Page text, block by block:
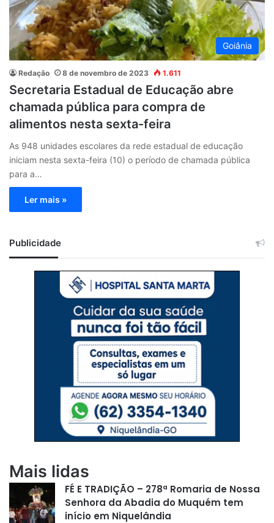
Goiânia
Redação 8 de novembro de 2023 1.611
Secretaria Estadual de Educação abre
chamada pública para compra de
alimentos nesta sexta-feira
As 948 unidades escolares da rede estadual de educação
iniciam nesta sexta-feira (10) o período de chamada pública
para a…
Ler mais »
Publicidade
Mais lidas
FÉ E TRADIÇÃO – 278ª Romaria de Nossa
Senhora da Abadia do Muquém tem
início em Niquelândia